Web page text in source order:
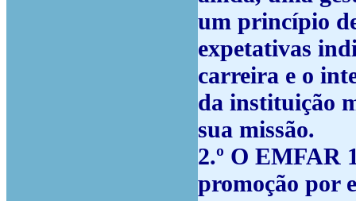
um princípio
expetativas
carreira e o
da instituição
sua missão.
2.º O EMFAR
promoção por